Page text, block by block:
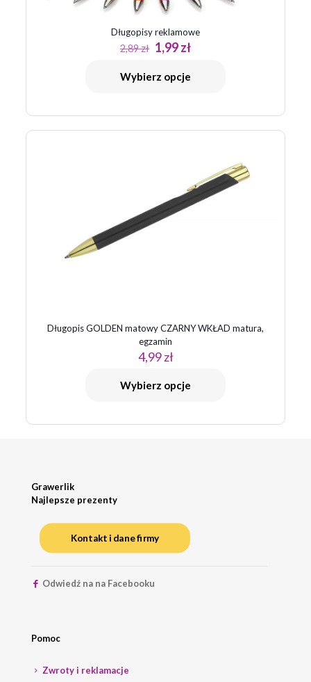
Długopisy reklamowe
2,89zł Pierwotna
cena
wynosiła:
2,89 zł.
1,99złAktualna
Wybierz opcje
Długopis GOLDEN matowy CZARNY WKŁAD matura,
egzamin
4,99zł
Wybierz opcje
Grawerlik
Najlepsze prezenty
Kontakt i dane firmy
Odwiedź na na Facebooku
Pomoc
Zwroty i reklamacje